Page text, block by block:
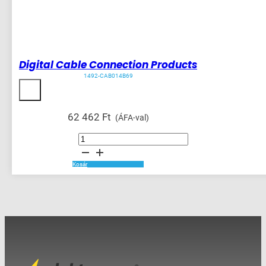
Digital Cable Connection Products
1492-CAB014B69
62 462 Ft (ÁFA-val)
Digital
Cable
Connection
Products
mennyiség
Kosár